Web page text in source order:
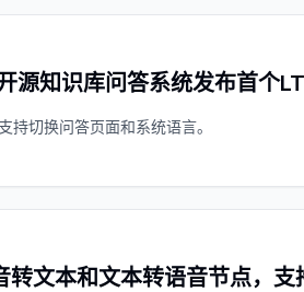
源知识库问答系统发布首个
持切换问答页面和系统语言。
转文本和文本转语音节点，